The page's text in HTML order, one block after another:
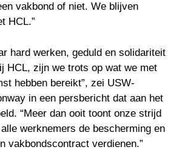
vakbond of niet. We blijven
HCL.”
hard werken, geduld en solidariteit
HCL, zijn we trots op wat we met
hebben bereikt”, zei USW-
in een persbericht dat aan het
“Meer dan ooit toont onze strijd
werknemers de bescherming en
vakbondscontract verdienen.”